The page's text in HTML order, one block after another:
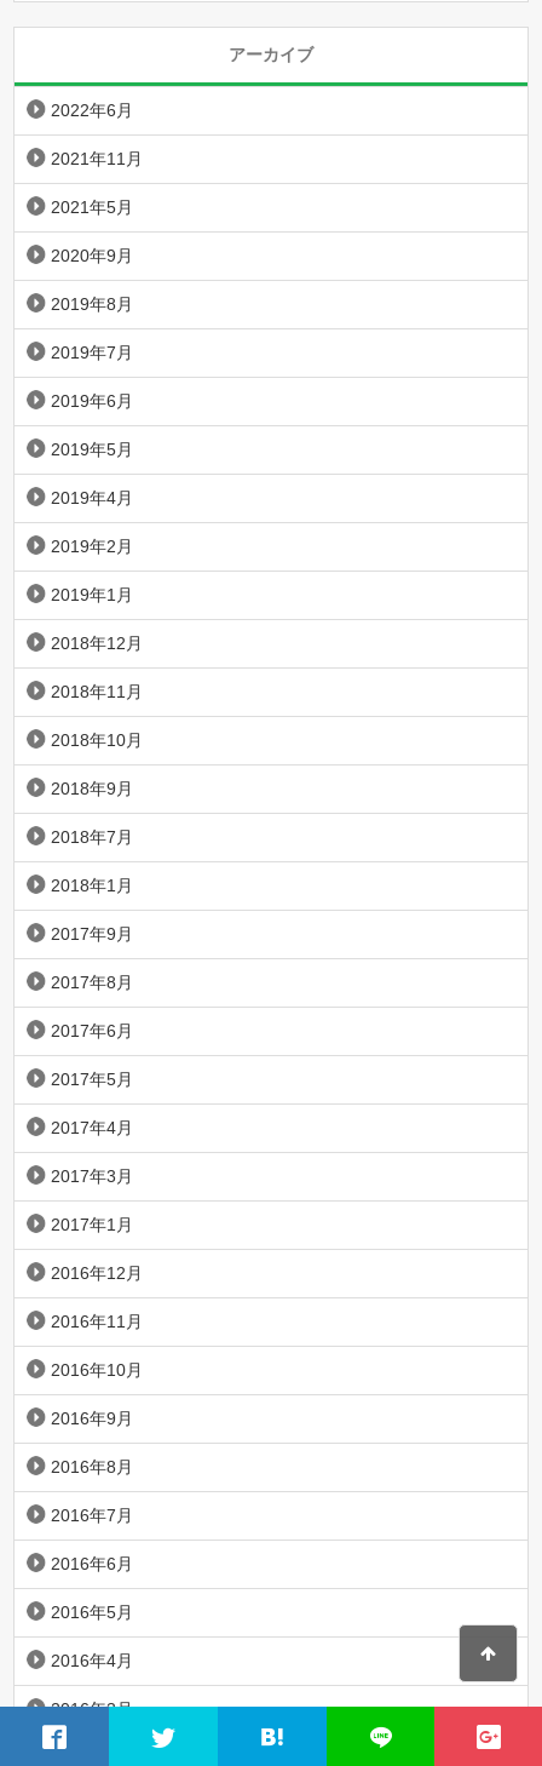
アーカイブ
2022年6月
2021年11月
2021年5月
2020年9月
2019年8月
2019年7月
2019年6月
2019年5月
2019年4月
2019年2月
2019年1月
2018年12月
2018年11月
2018年10月
2018年9月
2018年7月
2018年1月
2017年9月
2017年8月
2017年6月
2017年5月
2017年4月
2017年3月
2017年1月
2016年12月
2016年11月
2016年10月
2016年9月
2016年8月
2016年7月
2016年6月
2016年5月
2016年4月
2016年3月